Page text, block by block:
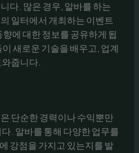
다. 많은 경우, 알바를 하는
일터에서 개최하는 이벤트
에 대한 정보를 공유하게 됩
새로운 기술을 배우고, 업계
줍니다.
단순한 경력이나 수익뿐만
. 알바를 통해 다양한 업무를
강점을 가지고 있는지를 발